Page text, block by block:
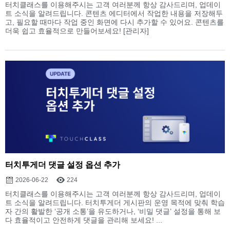
터치클래스를 이용해주시는 고객 여러분께 항상 감사드리며, 업데이
트 소식을 알려드립니다. 콘텐츠 에디터에서 작업한 내용을 저장해두
고, 필요할 때마다 작업 중인 화면에 다시 추가할 수 있어요. 콘텐츠를
더욱 쉽고 효율적으로 만들어보세요! [관리자]
터치투게더 댓글 설정 옵션 추가
2026-06-22 224
터치클래스를 이용해주시는 고객 여러분께 항상 감사드리며, 업데이
트 소식을 알려드립니다. 터치투게더 게시판의 운영 목적에 맞춰 학습
자 간의 활발한 ‘공개 소통’을 유도하거나, ‘비밀 댓글’ 설정을 통해 보
다 효율적이고 안전하게 댓글을 관리해 보세요! ...